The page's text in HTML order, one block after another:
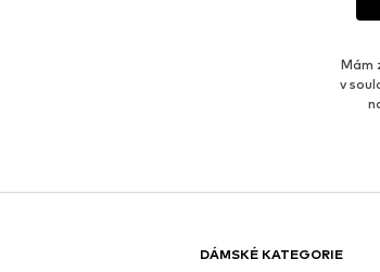
Mám
v
DÁMSKÉ KATEGORIE